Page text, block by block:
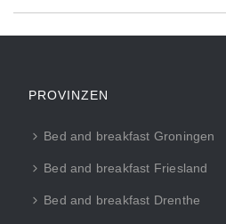
PROVINZEN
Bed and breakfast Groningen
Bed and breakfast Friesland
Bed and breakfast Drenthe